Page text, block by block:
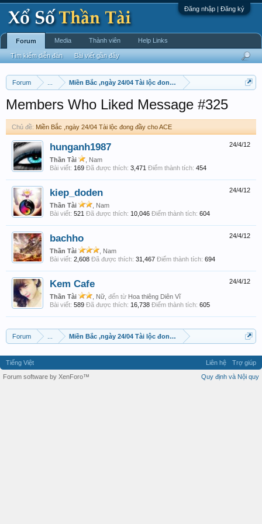
Đăng nhập | Đăng ký
Forum Miền Bắc ,ngày 24/04 Tài lộc đong đầy cho ACE
Members Who Liked Message #325
Chủ đề: Miền Bắc ,ngày 24/04 Tài lộc đong đầy cho ACE
24/4/12
hunganh1987
Thần Tài
, Nam
Bài viết: 169 Đã được thích: 3,471 Điểm thành tích: 454
24/4/12
kiep_doden
Thần Tài
, Nam
Bài viết: 521 Đã được thích: 10,046 Điểm thành tích: 604
24/4/12
bachho
Thần Tài
, Nam
Bài viết: 2,608 Đã được thích: 31,467 Điểm thành tích: 694
24/4/12
Kem Cafe
Thần Tài , Nữ, đến từ Hoa thiêng Diên Vĩ
Bài viết: 589 Đã được thích: 16,738 Điểm thành tích: 605
Forum Miền Bắc ,ngày 24/04 Tài lộc đong đầy cho ACE
Forum
Tìm kiếm diễn đàn Bài viết gần đây
Media Thành viên Help Links
Tiếng Việt Liên hệ
Trợ giúp
Quy định và Nội quy
Forum software by XenForo™